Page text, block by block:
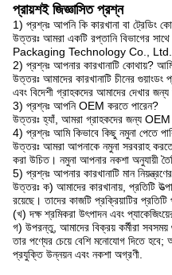
প্রায়শই জিজ্ঞাসিত প্রশ্ন
1) প্রশ্নঃ আপনি কি কারখানা বা ট্রেডিং
উত্তরঃ আমরা একটি রপ্তানি বিভাগের
Packaging Technology Co., Ltd.
2) প্রশ্নঃ আপনার কারখানাটি কোথায়? আমি
উত্তরঃ আমাদের কারখানাটি চীনের
এবং বিদেশী গ্রাহকদের আমাদের দেখার
3) প্রশ্নঃ আপনি OEM করতে পারেন?
উত্তরঃ হ্যাঁ, আমরা গ্রাহকদের জন্য OEM
4) প্রশ্নঃ আমি কিভাবে কিছু নমুনা পেতে
উত্তরঃ আমরা আপনাকে নমুনা সরবরাহ
করা উচিত। নমুনা আপনার নকশা অনুযায়ী
5) প্রশ্নঃ আপনার কারখানাটি মান
উত্তরঃ ক) আমাদের কারখানায়, প্রতিটি
রয়েছে। তাদের কাজটি প্রক্রিয়াটির প্রতিটি
(খ) দক্ষ শ্রমিকরা উৎপাদন এবং
গ) উপরন্তু, আমাদের বিক্রয় কর্মীরা সবসময়
তার পণ্যের চেয়ে বেশি মনোযোগ দিতে
প্রযুক্তি উন্নয়ন এবং নকশা অগ্রণী.